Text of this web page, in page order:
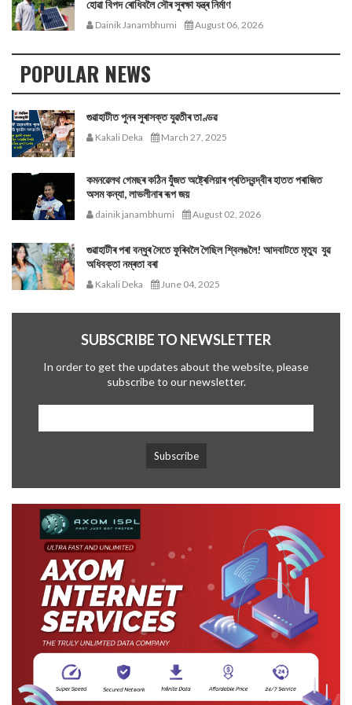
হোৱা বিপদ ৰোধিবলৈ সৌৰ সুৰক্ষা যন্ত্ৰ নিৰ্মাণ
Dainik Janambhumi August 06, 2026
POPULAR NEWS
গুৱাহাটীত পুনৰ সুৰাসক্ত যুৱতীৰ তাণ্ডৱ
Kakali Deka March 27, 2025
কমনৱেলথ গেমছৰ কঠিন যুঁজত অষ্ট্ৰেলিয়াৰ প্ৰতিদ্বন্দ্বীৰ হাতত পৰাজিত
অসম কন্যা, লাভলীনাৰ ৰূপ জয়
dainik janambhumi August 02, 2026
গুৱাহাটীৰ পৰা বন্ধুৰ সৈতে ফুৰিবলৈ গৈছিল শ্বিলঙলৈ! আদবাটতে মৃত্যু যুৱ
অধিবক্তা নম্ৰতা বৰা
Kakali Deka June 04, 2025
SUBSCRIBE TO NEWSLETTER
In order to get the updates about the website, please
subscribe to our newsletter.